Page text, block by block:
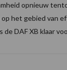
opnieuw
het gebied van
DAF XB klaar